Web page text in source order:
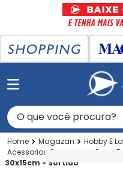
O que você procura?
Magazan Hobby E
Acessorios Camping
Saco
30x15cm - Sortido